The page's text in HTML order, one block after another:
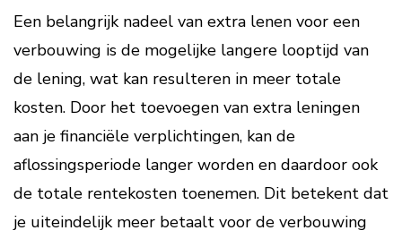
Een belangrijk nadeel van extra lenen voor een
verbouwing is de mogelijke langere looptijd van
de lening, wat kan resulteren in meer totale
kosten. Door het toevoegen van extra leningen
aan je financiële verplichtingen, kan de
aflossingsperiode langer worden en daardoor ook
de totale rentekosten toenemen. Dit betekent dat
je uiteindelijk meer betaalt voor de verbouwing